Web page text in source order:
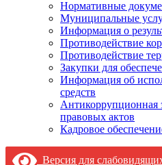
Нормативные
Муниципальные
Информация о
Противодействие
Противодействие
Закупки для
Информация об
средств
Антикоррупционная
правовых актов
Кадровое
Версия для